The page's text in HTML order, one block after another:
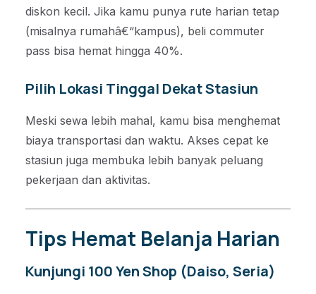
diskon kecil. Jika kamu punya rute harian tetap
(misalnya rumahâ€“kampus), beli commuter
pass bisa hemat hingga 40%.
Pilih Lokasi Tinggal Dekat Stasiun
Meski sewa lebih mahal, kamu bisa menghemat
biaya transportasi dan waktu. Akses cepat ke
stasiun juga membuka lebih banyak peluang
pekerjaan dan aktivitas.
Tips Hemat Belanja Harian
Kunjungi 100 Yen Shop (Daiso, Seria)